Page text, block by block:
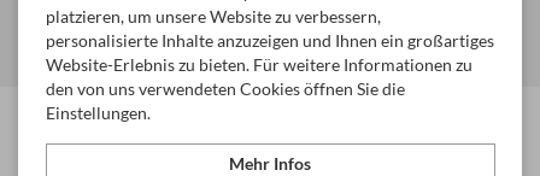
Geldbörsen, Kleinlederware, Schlüsselanhänger
Ausweisetui & Kreditkartenetui
platzieren, um unsere Website zu verbessern,
personalisierte Inhalte anzuzeigen und Ihnen ein großartiges
Website-Erlebnis zu bieten. Für weitere Informationen zu
den von uns verwendeten Cookies öffnen Sie die
Einstellungen.
Mehr Infos